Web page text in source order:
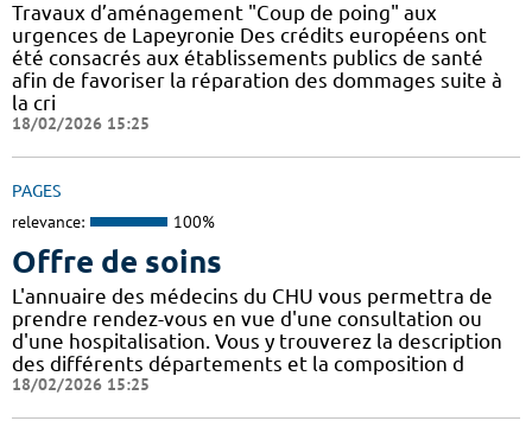
Travaux d’aménagement "Coup de poing" aux
urgences de Lapeyronie Des crédits européens ont
été consacrés aux établissements publics de santé
afin de favoriser la réparation des dommages suite à
la cri
18/02/2026 15:25
PAGES
relevance: 100%
Offre de soins
L'annuaire des médecins du CHU vous permettra de
prendre rendez-vous en vue d'une consultation ou
d'une hospitalisation. Vous y trouverez la description
des différents départements et la composition d
18/02/2026 15:25